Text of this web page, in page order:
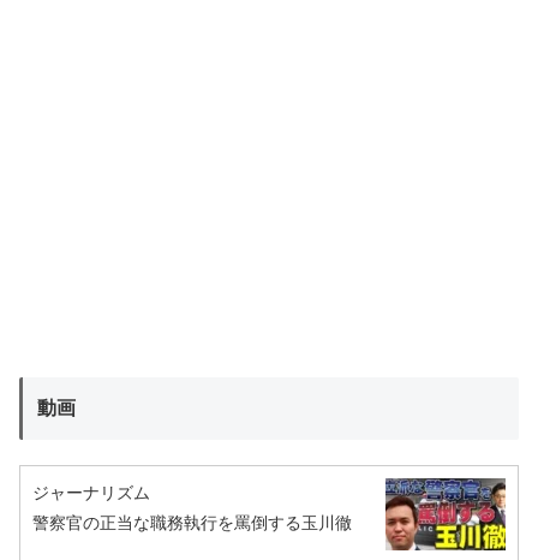
動画
ジャーナリズム
警察官の正当な職務執行を罵倒する玉川徹